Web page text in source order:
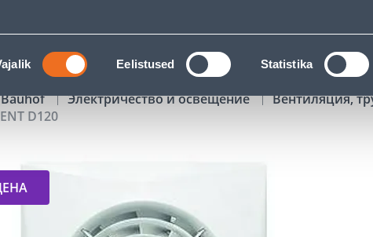
Nõusoleku
valik
Eelistused Statistika
АКЦИИ КАТАЛОГИ АРЕНДА
Электричество и освещение Вентиляция,
D120